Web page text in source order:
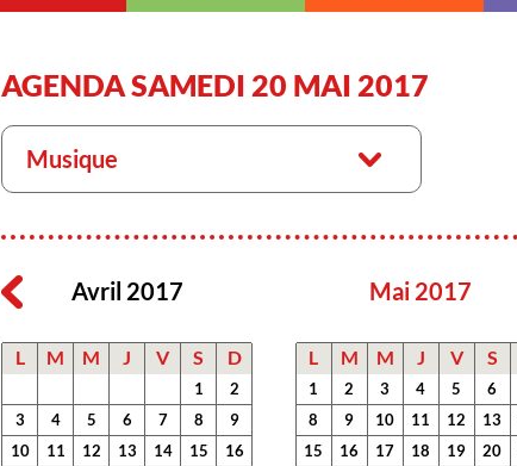
AGENDA SAMEDI 20 MAI 2017
Musique
Avril 2017
L M M J V S D
1
2
3
4 5 6 7 8
9
10
11 12 13 14 15
16
Mai 2017
L M M J V S
1 2 3 4 5 6
8
9 10 11 12 13
15
16 17 18 19 20